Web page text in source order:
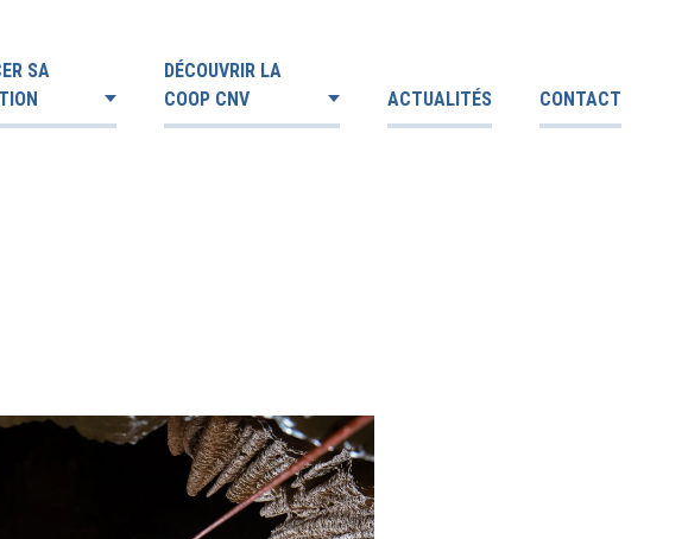
SA
DÉCOUVRIR LA
COOP CNV
ACTUALITÉS CONTACT